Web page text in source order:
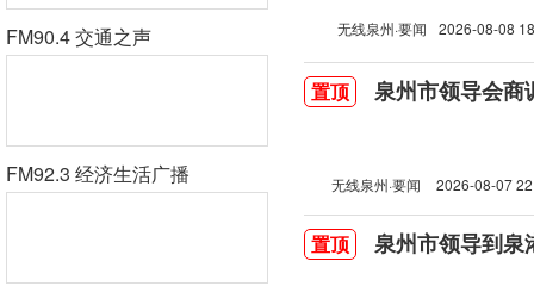
FM90.4 交通之声
FM92.3 经济生活广播
无线泉州·要闻 2026-08-08
置顶 泉州市领导会商
无线泉州·要闻 2026-08-07
置顶 泉州市领导到泉